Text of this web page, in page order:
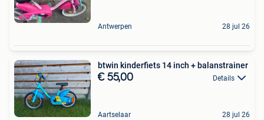
Antwerpen 28 jul 26
btwin kinderfiets 14 inch + balanstrainer
€ 55,00 Details
Aartselaar 28 jul 26